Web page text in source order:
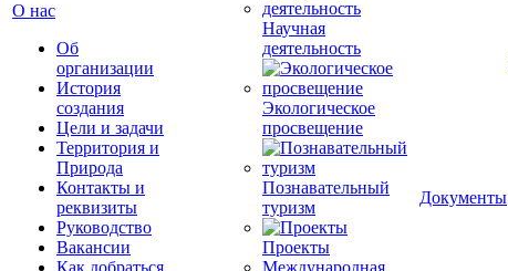
О нас
Об
организации
История
создания
Цели и задачи
Территория и
Природа
Контакты и
реквизиты
Руководство
Вакансии
Как добраться
Научная
деятельность
Экологическое
просвещение
Познавательный
туризм
Проекты
Международная
Документы